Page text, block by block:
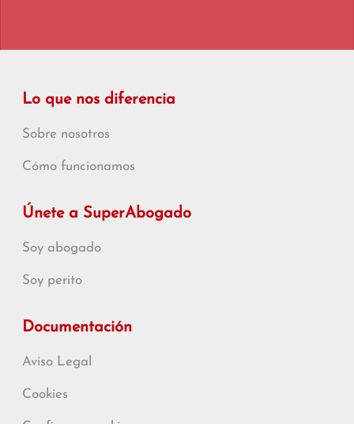
Lo que nos diferencia
Sobre nosotros
Cómo funcionamos
Únete a SuperAbogado
Soy abogado
Soy perito
Documentación
Aviso Legal
Cookies